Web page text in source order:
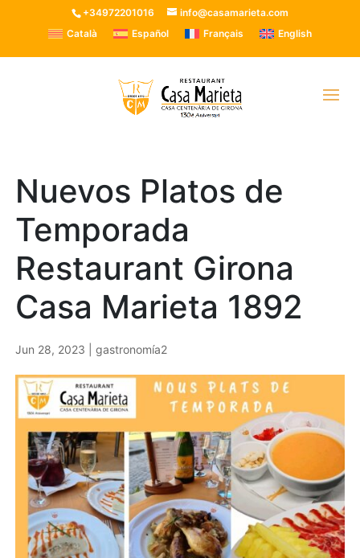
+34972201016
info@casamarieta.com
Català
Español Français English
Nuevos Platos de
Temporada
Restaurant Girona
Casa Marieta 1892
Jun 28, 2023 |gastronomía2